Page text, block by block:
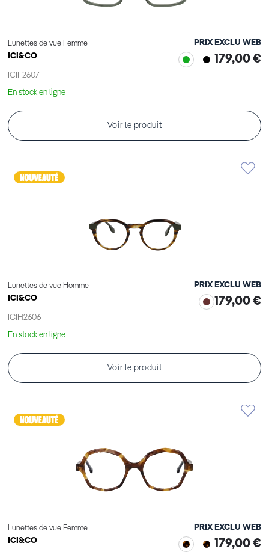
Lunettes de vue Femme
ICI&CO
ICIF2607
PRIX EXCLU WEB
179,00 €
En stock en ligne
Voir le produit
Lunettes de vue Homme
ICI&CO
ICIH2606
PRIX EXCLU WEB
179,00 €
En stock en ligne
Voir le produit
Lunettes de vue Femme
ICI&CO
PRIX EXCLU WEB
179,00 €